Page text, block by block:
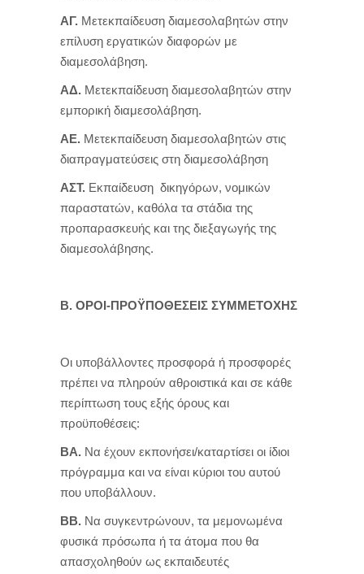
ΑΓ. Μετεκπαίδευση διαμεσολαβητών στην
επίλυση εργατικών διαφορών με
διαμεσολάβηση.
ΑΔ. Μετεκπαίδευση διαμεσολαβητών στην
εμπορική διαμεσολάβηση.
ΑΕ. Μετεκπαίδευση διαμεσολαβητών στις
διαπραγματεύσεις στη διαμεσολάβηση
ΑΣΤ. Εκπαίδευση δικηγόρων, νομικών
παραστατών, καθόλα τα στάδια της
προπαρασκευής και της διεξαγωγής της
διαμεσολάβησης.
Β. ΟΡΟΙ-ΠΡΟΫΠΟΘΕΣΕΙΣ ΣΥΜΜΕΤΟΧΗΣ
Οι υποβάλλοντες προσφορά ή προσφορές
πρέπει να πληρούν αθροιστικά και σε κάθε
περίπτωση τους εξής όρους και
προϋποθέσεις:
ΒΑ. Να έχουν εκπονήσει/καταρτίσει οι ίδιοι
πρόγραμμα και να είναι κύριοι του αυτού
που υποβάλλουν.
ΒΒ. Να συγκεντρώνουν, τα μεμονωμένα
φυσικά πρόσωπα ή τα άτομα που θα
απασχοληθούν ως εκπαιδευτές